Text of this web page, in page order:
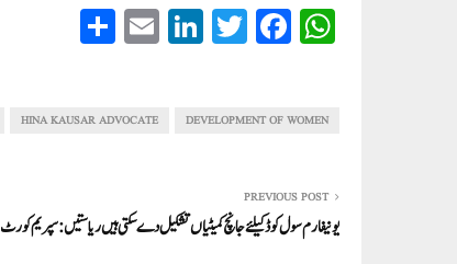
W
ha
A
Fa
ce
ok
T
wi
r
Li
nk
In
E
m
DEVELOPMENT OF WOMEN
HINA KAUSAR ADVOCATE
PREVIOUS POST
یونیفارم سول کوڈ کیلئے جانچ کمیٹیاں تشکیل دے سکتی ہیں ریاستیں: سپریم کورٹ